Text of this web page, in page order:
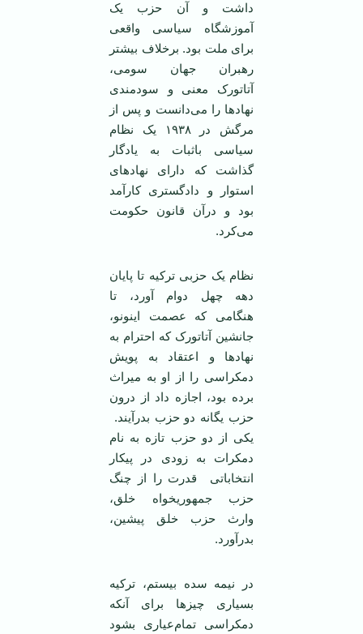
داشت و آن حزب یک
آموزشگاه سیاسی واقعی
برای ملت بود. برخلاف بیشتر
رهبران جهان سومی،
آتاتورک معنی و سودمندی
نهاد‌ها را می‌دانست و پس از
مرگش در ١٩٣٨ یک نظام
سیاسی با‌ثبات به یادگار
گذاشت که دارای نهاد‌های
استوار و دادگستری کارآمد
بود و درآن قانون حکومت
می‌کرد.
نظام یک حزبی ترکیه تا پایان
دهه چهل دوام آورد، تا
هنگامی که عصمت اینونو،
جانشین آتاتورک که احترام به
نهاد‌ها و اعتقاد به پویش
دمکراسی را از او به میراث
برده بود، اجازه داد از درون
حزب یگانه دو حزب بدرآیند.
یکی از دو حزب تازه به نام
دمکرات به زودی در پیکار
انتخاباتی قدرت را از چنگ
حزب جمهوریخواه خلق،
وارث حزب خلق پیشین،
بدرآورد.
در نیمه سده بیستم، ترکیه
بسیاری چیزها برای آنکه
دمکراسی تمام‌عیاری بشود